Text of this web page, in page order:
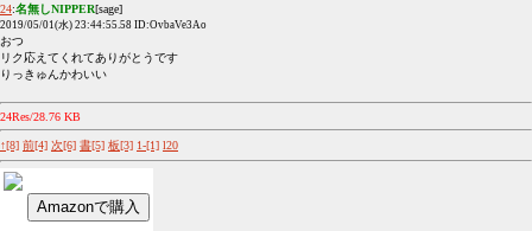
24:名無しNIPPER[sage]
2019/05/01(水) 23:44:55.58 ID:OvbaVe3Ao
おつ
リク応えてくれてありがとうです
りっきゅんかわいい
24Res/28.76 KB
↑[8] 前[4] 次[6] 書[5] 板[3] 1-[1] l20